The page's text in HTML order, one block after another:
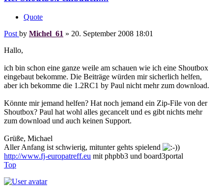
Quote
Post by Michel_61 » 20. September 2008 18:01
Hallo,
ich bin schon eine ganze weile am schauen wie ich eine Shoutbox
eingebaut bekomme. Die Beiträge würden mir sicherlich helfen,
aber ich bekomme die 1.2RC1 by Paul nicht mehr zum download.
Könnte mir jemand helfen? Hat noch jemand ein Zip-File von der
Shoutbox? Paul hat wohl alles gecancelt und es gibt nichts mehr
zum download und auch keinen Support.
Grüße, Michael
Aller Anfang ist schwierig, mitunter gehts spielend
)
http://www.fj-europatreff.eu mit phpbb3 und board3portal
Top